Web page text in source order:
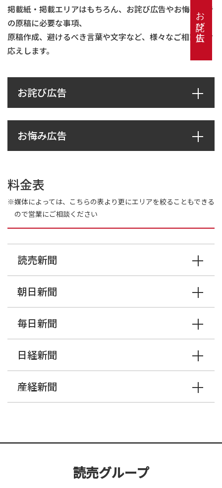
掲載紙・掲載エリアはもちろん、お詫び広告やお悔み広告
の原稿に必要な事項、
原稿作成、避けるべき言葉や文字など、様々なご相談にお
応えします。
お詫び広告
お悔み広告
料金表
※媒体によっては、こちらの表より更にエリアを絞ることもできる
ので営業にご相談ください
読売新聞
朝日新聞
毎日新聞
日経新聞
産経新聞
お詫び広告
読売グループ